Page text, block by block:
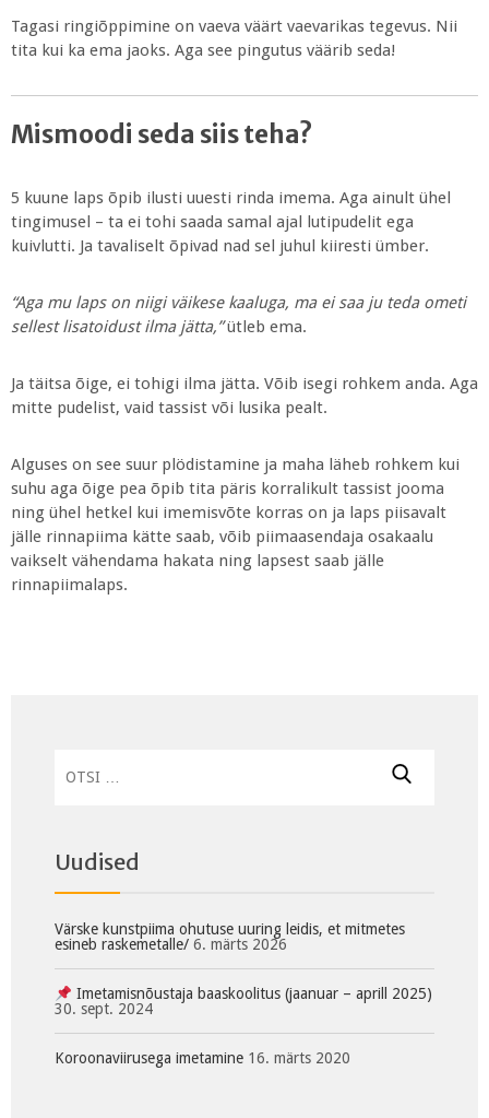
Tagasi ringiõppimine on vaeva väärt vaevarikas tegevus. Nii
tita kui ka ema jaoks. Aga see pingutus väärib seda!
Mismoodi seda siis teha?
5 kuune laps õpib ilusti uuesti rinda imema. Aga ainult ühel
tingimusel – ta ei tohi saada samal ajal lutipudelit ega
kuivlutti. Ja tavaliselt õpivad nad sel juhul kiiresti ümber.
“Aga mu laps on niigi väikese kaaluga, ma ei saa ju teda ometi
sellest lisatoidust ilma jätta,”ütleb ema.
Ja täitsa õige, ei tohigi ilma jätta. Võib isegi rohkem anda. Aga
mitte pudelist, vaid tassist või lusika pealt.
Alguses on see suur plödistamine ja maha läheb rohkem kui
suhu aga õige pea õpib tita päris korralikult tassist jooma
ning ühel hetkel kui imemisvõte korras on ja laps piisavalt
jälle rinnapiima kätte saab, võib piimaasendaja osakaalu
vaikselt vähendama hakata ning lapsest saab jälle
rinnapiimalaps.
Uudised
Värske kunstpiima ohutuse uuring leidis, et mitmetes
esineb raskemetalle/ 6. märts 2026
Imetamisnõustaja baaskoolitus (jaanuar – aprill 2025)
30. sept. 2024
Koroonaviirusega imetamine 16. märts 2020